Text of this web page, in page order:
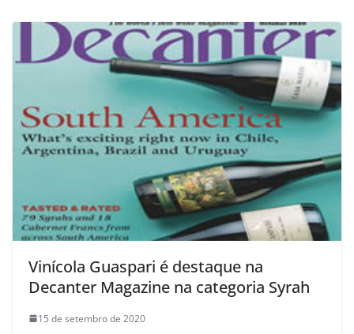
Vinícola Guaspari é destaque na
Decanter Magazine na categoria Syrah
15 de setembro de 2020